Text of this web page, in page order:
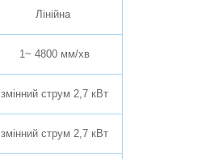
Лінійна
1~ 4800 мм/хв
змінний струм 2,7 кВт
змінний струм 2,7 кВт